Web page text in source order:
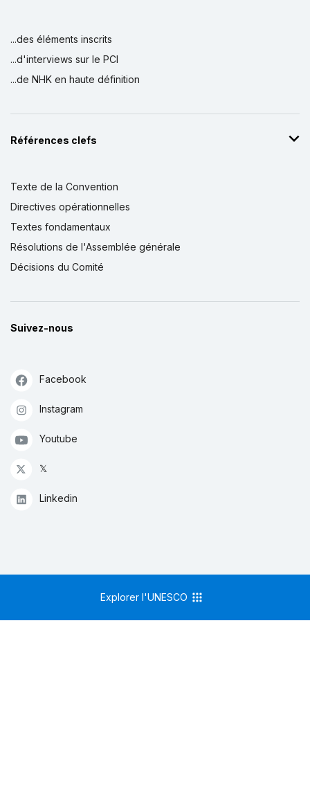
...des éléments inscrits
...d'interviews sur le PCI
...de NHK en haute définition
Références clefs
Texte de la Convention
Directives opérationnelles
Textes fondamentaux
Résolutions de l'Assemblée générale
Décisions du Comité
Suivez-nous
Facebook
Instagram
Youtube
𝕏
Linkedin
Explorer l'UNESCO